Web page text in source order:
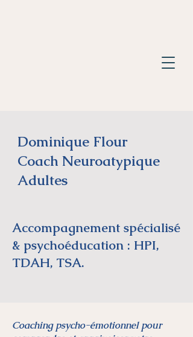
Dominique Flour
Coach Neuroatypique
Adultes
Accompagnement spécialisé
& psychoéducation : HPI,
TDAH, TSA.
Coaching psycho-émotionnel pour